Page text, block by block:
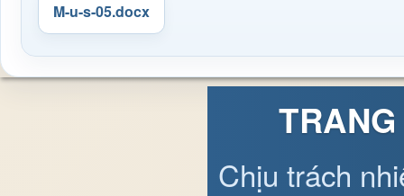
M-u-s-05.docx
Chịu trách